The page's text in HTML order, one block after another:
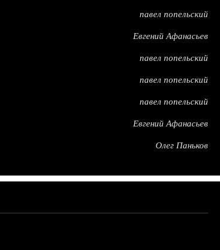
павел попельский
Евгений Афанасьев
павел попельский
павел попельский
павел попельский
Евгений Афанасьев
Олег Паньков